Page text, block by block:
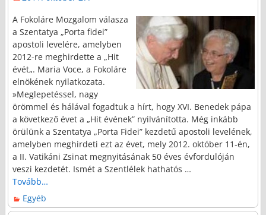
A Fokoláre Mozgalom válasza
a Szentatya „Porta fidei”
apostoli levelére, amelyben
2012-re meghirdette a „Hit
évét„. Maria Voce, a Fokoláre
elnökének nyilatkozata.
»Meglepetéssel, nagy
örömmel és hálával fogadtuk a hírt, hogy XVI. Benedek pápa
a következő évet a „Hit évének” nyilvánította. Még inkább
örülünk a Szentatya „Porta Fidei” kezdetű apostoli levelének,
amelyben meghirdeti ezt az évet, mely 2012. október 11-én,
a II. Vatikáni Zsinat megnyitásának 50 éves évfordulóján
veszi kezdetét. Ismét a Szentlélek hathatós …
Tovább…
Egyéb